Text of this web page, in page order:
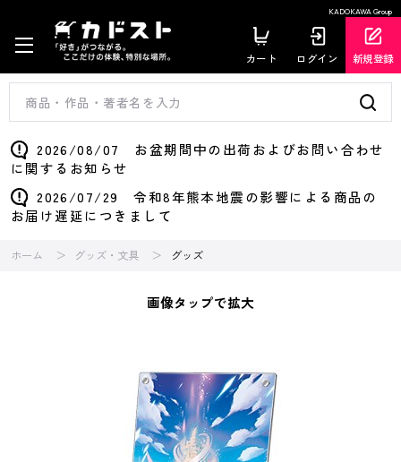
KADOKAWA Group
カート ログイン 新規登録
2026/08/07 お盆期間中の出荷およびお問い合わせ
に関するお知らせ
2026/07/29 令和8年熊本地震の影響による商品の
お届け遅延につきまして
ホーム グッズ・文具 グッズ
画像タップで拡大